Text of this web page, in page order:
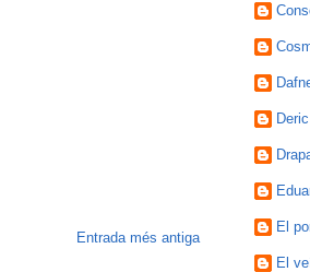
Entrada més antiga
Deric
El
El